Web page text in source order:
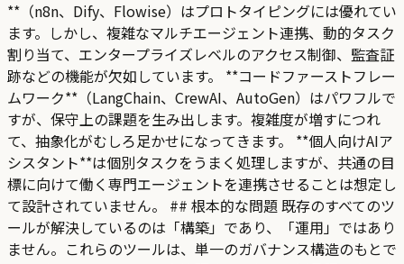
**（n8n、Dify、Flowise）はプロトタイピングには優れてい
ます。しかし、複雑なマルチエージェント連携、動的タスク
割り当て、エンタープライズレベルのアクセス制御、監査証
跡などの機能が欠如しています。 **コードファーストフレー
ムワーク**（LangChain、CrewAI、AutoGen）はパワフルで
すが、保守上の課題を生み出します。複雑度が増すにつれ
て、抽象化がむしろ足かせになってきます。 **個人向けAIア
シスタント**は個別タスクをうまく処理しますが、共通の目
標に向けて働く専門エージェントを連携させることは想定し
て設計されていません。 ## 根本的な問題 既存のすべてのツ
ールが解決しているのは「構築」であり、「運用」ではあり
ません。これらのツールは、単一のガバナンス構造のもとで